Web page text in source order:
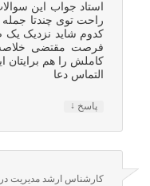
استاد جواب این
راحت توی چندتا
کدوم شاید نزدیک یک
فرصت مقتضی
کاملش را هم برایتان
التماس دعا
پاسخ ↓
کارشناس ارشد مدیریتدر